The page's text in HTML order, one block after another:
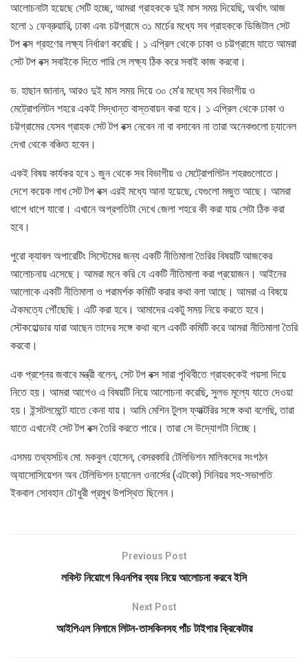
আলোচনাটা হয়েছে সেটি হচ্ছে, আমরা গ্রাহককে দুই মাস সময় দিয়েছি, অর্থাৎ আজ
হলো ১ ফেব্রুয়ারি, ঢাকা এবং চট্টগ্রামে ৩১ মার্চের মধ্যে সব গ্রাহককে ডিজিটাল সেট
টপ বক্স গ্রহণের লক্ষ্য নির্ধারণ করেছি। ১ এপ্রিল থেকে ঢাকা ও চট্টগ্রামে যাতে আমরা
সেট টপ বক্স সবাইকে দিতে পারি সে লক্ষ্য ঠিক করে সবাই কাজ করবো।
ড. হাছান জানান, আরও দুই মাস সময় দিয়ে ৩০ মে’র মধ্যে সব বিভাগীয় ও
মেট্রোপলিটন শহরে একই সিদ্ধান্ত বাস্তবায়ন করা হবে। ১ এপ্রিল থেকে ঢাকা ও
চট্টগ্রামের যেসব গ্রাহক সেট টপ বক্স নেবেন না বা বসাবেন না তারা অনেকগুলো চ্যানেল
দেখা থেকে বঞ্চিত হবেন।
একই বিষয় কার্যকর হবে ১ জুন থেকে সব বিভাগীয় ও মেট্রোপলিটন শহরগুলোতে।
দেশে কয়েক লাখ সেট টপ বক্স এরই মধ্যে আনা হয়েছে, যেগুলো মজুত আছে। আমরা
ধাপে ধাপে যাবো। এখানে অগ্রগতিটা দেখে জেলা শহরে কী করা যায় সেটা ঠিক করা
হবে।
পুরো ক্যাবল অপারেটিং সিস্টেমের জন্য একটি নীতিমালা তৈরির বিষয়টি আজকের
আলোচনায় এসেছে। আমরা মনে করি যে একটি নীতিমালা করা প্রয়োজন। আইনের
আলোকে একটি নীতিমালা ও পরামর্শক কমিটি করার কথা বলা আছে। আমরা এ বিষয়ে
ঐকমত্যে পৌঁছেছি। এটি করা হবে। আমাদের একটু সময় নিয়ে করতে হবে।
স্টেকহোল্ডার যারা আছেন তাদের সঙ্গে কথা বলে একটি কমিটি করে আমরা নীতিমালা তৈরি
করবো।
এক প্রশ্নের জবাবে মন্ত্রী বলেন, সেট টপ বক্স সারা পৃথিবীতে গ্রাহককেই পয়সা দিয়ে
নিতে হয়। আমরা আগেও এ বিষয়টি নিয়ে আলোচনা করেছি, সুলভ মূল্যে যাতে দেওয়া
হয়। ইন্সটলমেন্টে যাতে কেনা যায়। আমি মেশিন টুলস ফ্যাক্টরির সঙ্গে কথা বলেছি, তারা
যাতে এখানেই সেট টপ বক্স তৈরি করতে পারে। তারা সে উদ্যোগটা নিচ্ছে।
এসময় তথ্যসচিব মো. মকবুল হোসেন, বেসরকারি টেলিভিশন মালিকদের সংগঠন
অ্যাসোসিয়েশন অব টেলিভিশন চ্যানেল ওনার্সের (এটকো) সিনিয়র সহ-সভাপতি
ইকবাল সোবহান চৌধুরী প্রমুখ উপস্থিত ছিলেন।
Previous Post
লবিস্ট নিয়োগে বিএনপির ব্যয় নিয়ে আলোচনা করবে ইসি
Next Post
আইপিএল নিলামে লিটন-তাসকিনসহ পাঁচ টাইগার ক্রিকেটার